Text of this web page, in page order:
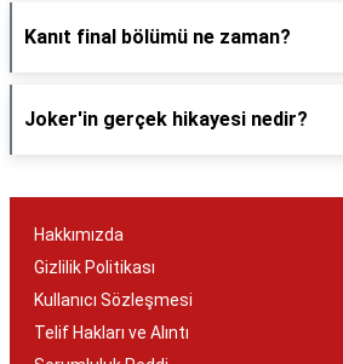
Kanıt final bölümü ne zaman?
Joker'in gerçek hikayesi nedir?
Hakkımızda
Gizlilik Politikası
Kullanıcı Sözleşmesi
Telif Hakları ve Alıntı